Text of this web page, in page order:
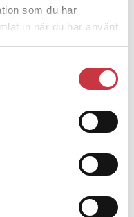
som du har
in när du har använt
evidenskrav som